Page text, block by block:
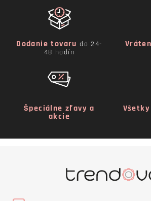
Dodanie tovaru do 24-
48 hodín
Špeciálne zľavy a
akcie